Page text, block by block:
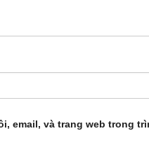
email, và trang web trong